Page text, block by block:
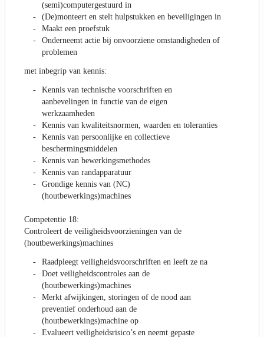
(semi)computergestuurd in
(De)monteert en stelt hulpstukken en beveiligingen in
Maakt een proefstuk
Onderneemt actie bij onvoorziene omstandigheden of
problemen
met inbegrip van kennis:
Kennis van technische voorschriften en
aanbevelingen in functie van de eigen
werkzaamheden
Kennis van kwaliteitsnormen, waarden en toleranties
Kennis van persoonlijke en collectieve
beschermingsmiddelen
Kennis van bewerkingsmethodes
Kennis van randapparatuur
Grondige kennis van (NC)
(houtbewerkings)machines
Competentie 18:
Controleert de veiligheidsvoorzieningen van de
(houtbewerkings)machines
Raadpleegt veiligheidsvoorschriften en leeft ze na
Doet veiligheidscontroles aan de
(houtbewerkings)machines
Merkt afwijkingen, storingen of de nood aan
preventief onderhoud aan de
(houtbewerkings)machine op
Evalueert veiligheidsrisico’s en neemt gepaste